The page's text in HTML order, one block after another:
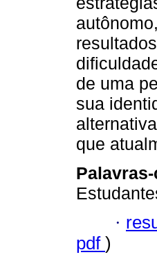
de uma
sua
que
·
pdf )